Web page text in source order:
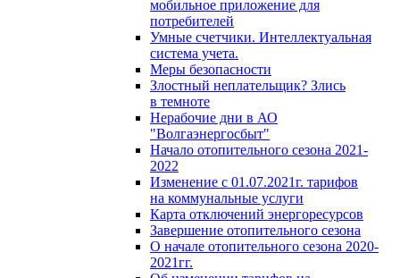
мобильное приложение для
потребителей
Умные счетчики. Интеллектуальная
система учета.
Меры безопасности
Злостный неплательщик? Злись
в темноте
Нерабочие дни в АО
"Волгаэнергосбыт"
Начало отопительного сезона 2021-
2022
Изменение с 01.07.2021г. тарифов
на коммунальные услуги
Карта отключений энергоресурсов
Завершение отопительного сезона
О начале отопительного сезона 2020-
2021гг.